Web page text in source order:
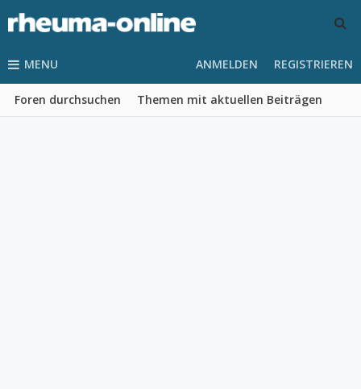
MENU
Foren durchsuchen Themen mit aktuellen Beiträgen
ANMELDEN REGISTRIEREN